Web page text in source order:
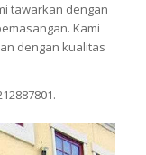
tawarkan dengan
Kami
dengan kualitas